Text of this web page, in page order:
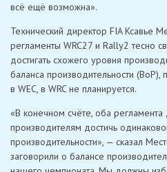
всё ещё возможна».
Технический директор FIA Ксавье
регламенты WRC27 и Rally2 тесно
достигать схожего уровня
баланса производительности (BoP),
в WEC, в WRC не планируется.
«В конечном счёте, оба
производителям достичь
производительности», — сказал
заговорили о балансе